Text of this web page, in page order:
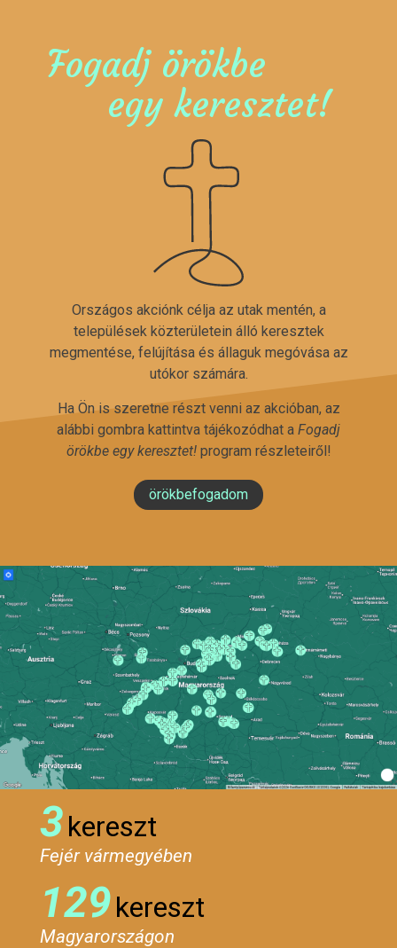
Fogadj örökbe
egy keresztet!
Országos akciónk célja az utak mentén, a
települések közterületein álló keresztek
megmentése, felújítása és állaguk megóvása az
utókor számára.
Ha Ön is szeretne részt venni az akcióban, az
alábbi gombra kattintva tájékozódhat a Fogadj
örökbe egy keresztet!program részleteiről!
örökbefogadom
3kereszt
Fejér vármegyében
129kereszt
Magyarországon